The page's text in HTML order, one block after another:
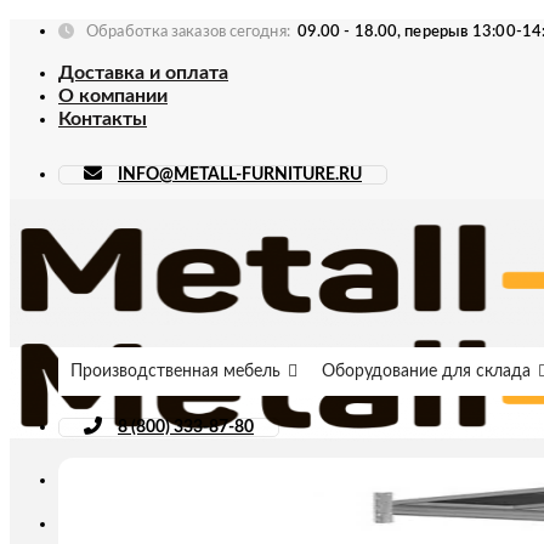
Skip
content
Обработка заказов сегодня: 09.00 - 18.00, перерыв 13:00-
Доставка и оплата
О компании
Контакты
INFO@METALL-FURNITURE.RU
Производственная мебель Оборудование для склада
8 (800) 333-87-80